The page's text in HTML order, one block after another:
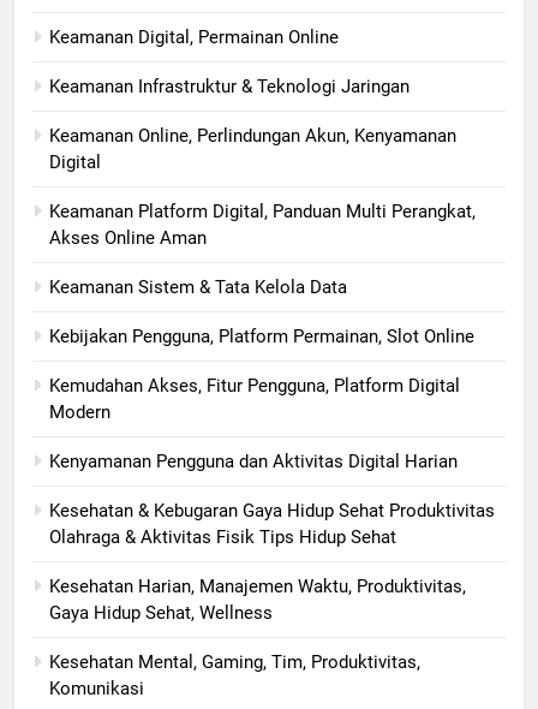
Keamanan Digital, Permainan Online
Keamanan Infrastruktur & Teknologi Jaringan
Keamanan Online, Perlindungan Akun, Kenyamanan
Digital
Keamanan Platform Digital, Panduan Multi Perangkat,
Akses Online Aman
Keamanan Sistem & Tata Kelola Data
Kebijakan Pengguna, Platform Permainan, Slot Online
Kemudahan Akses, Fitur Pengguna, Platform Digital
Modern
Kenyamanan Pengguna dan Aktivitas Digital Harian
Kesehatan & Kebugaran Gaya Hidup Sehat Produktivitas
Olahraga & Aktivitas Fisik Tips Hidup Sehat
Kesehatan Harian, Manajemen Waktu, Produktivitas,
Gaya Hidup Sehat, Wellness
Kesehatan Mental, Gaming, Tim, Produktivitas,
Komunikasi